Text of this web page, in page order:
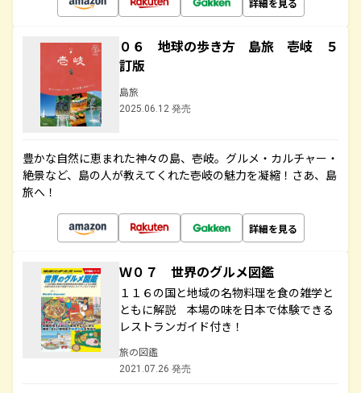
０６ 地球の歩き方 島旅 壱岐 ５
訂版
島旅
2025.06.12 発売
豊かな自然に恵まれた神々の島、壱岐。グルメ・カルチャー・
絶景など、島の人が教えてくれた壱岐の魅力を凝縮！さあ、島
旅へ！
詳細を見る
Ｗ０７ 世界のグルメ図鑑
１１６の国と地域の名物料理を食の雑学と
ともに解説 本場の味を日本で体験できる
レストランガイド付き！
旅の図鑑
2021.07.26 発売